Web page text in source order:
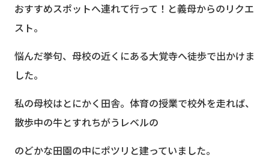
おすすめスポットへ連れて行って！と義母からのリクエ
スト。
悩んだ挙句、母校の近くにある大覚寺へ徒歩で出かけま
した。
私の母校はとにかく田舎。体育の授業で校外を走れば、
散歩中の牛とすれちがうレベルの
のどかな田園の中にポツリと建っていました。